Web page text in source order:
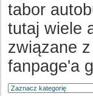
tabor
tutaj wiele
związane
fanpage'a